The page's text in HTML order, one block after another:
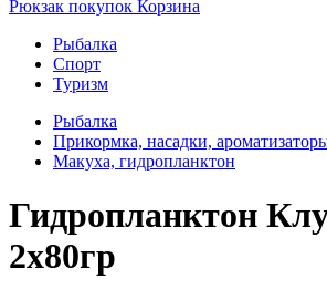
Рюкзак покупок Корзина
Рыбалка
Спорт
Туризм
Рыбалка
Прикормка, насадки,
Макуха, гидропланктон
Гидропланктон
2х80гр